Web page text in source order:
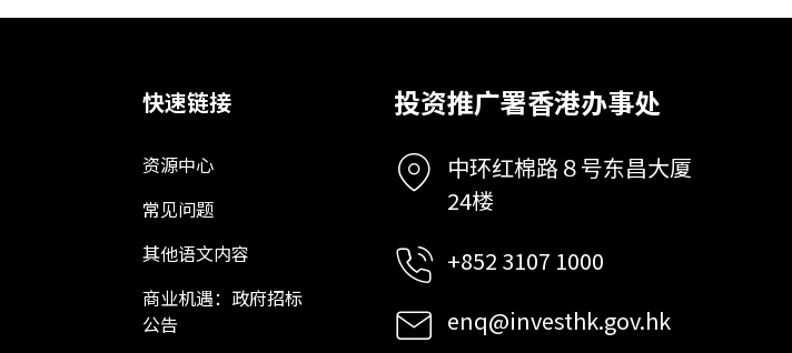
快速链接
资源中心
常见问题
其他语文内容
商业机遇：政府招标
公告
投资推广署香港办事处
中环红棉路８号东昌大厦
24楼
+852 3107 1000
enq@investhk.gov.hk